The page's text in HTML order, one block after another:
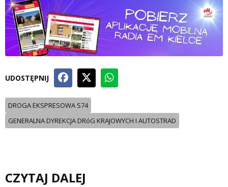
UDOSTĘPNIJ
DROGA EKSPRESOWA S74
GENERALNA DYREKCJA DRóG KRAJOWYCH I AUTOSTRAD
CZYTAJ DALEJ